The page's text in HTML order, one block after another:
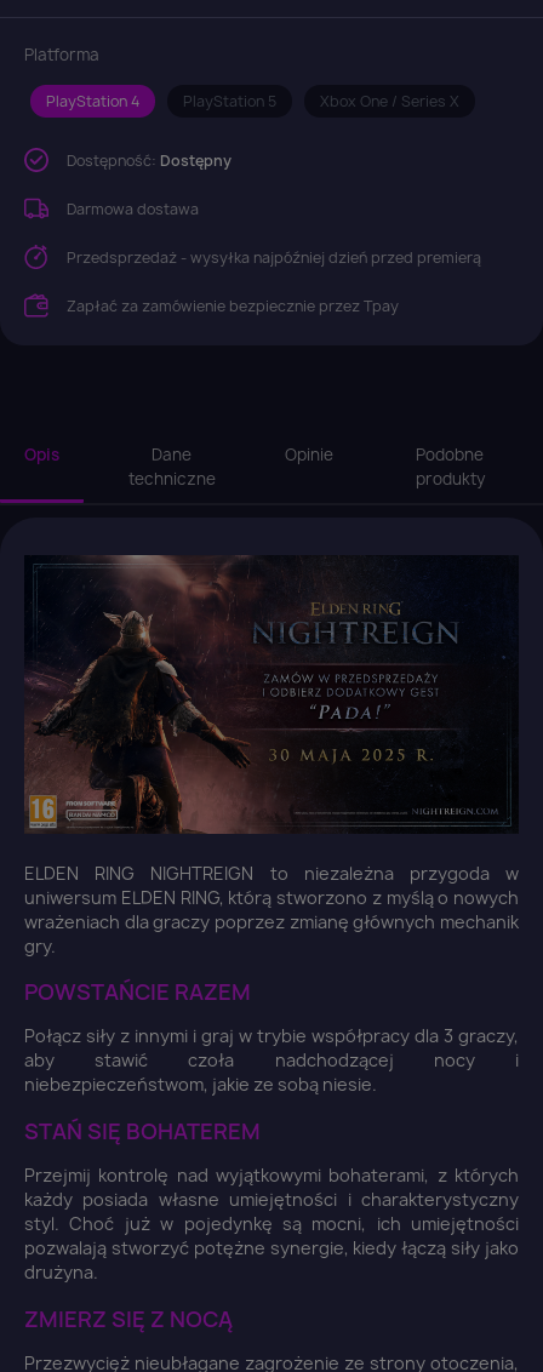
Platforma
PlayStation 4 PlayStation 5 Xbox One / Series X
Dostępność: Dostępny
Darmowa dostawa
Przedsprzedaż - wysyłka najpóźniej dzień przed premierą
Zapłać za zamówienie bezpiecznie przez Tpay
Opis
Dane
techniczne
Opinie
Podobne
produkty
ELDEN RING NIGHTREIGN to niezależna przygoda w
uniwersum ELDEN RING, którą stworzono z myślą o nowych
wrażeniach dla graczy poprzez zmianę głównych mechanik
gry.
POWSTAŃCIE RAZEM
Połącz siły z innymi i graj w trybie współpracy dla 3 graczy,
aby stawić czoła nadchodzącej nocy i
niebezpieczeństwom, jakie ze sobą niesie.
STAŃ SIĘ BOHATEREM
Przejmij kontrolę nad wyjątkowymi bohaterami, z których
każdy posiada własne umiejętności i charakterystyczny
styl. Choć już w pojedynkę są mocni, ich umiejętności
pozwalają stworzyć potężne synergie, kiedy łączą siły jako
drużyna.
ZMIERZ SIĘ Z NOCĄ
Przezwycięż nieubłagane zagrożenie ze strony otoczenia,